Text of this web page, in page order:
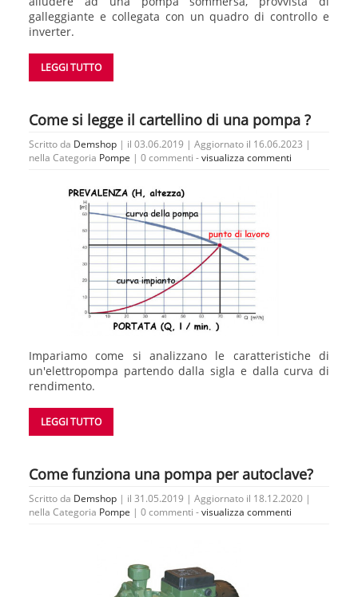
galleggiante e collegata con un quadro di controllo e
inverter.
LEGGI TUTTO
Come si legge il cartellino di una pompa ?
Scritto da Demshop | il 03.06.2019 | Aggiornato il 16.06.2023 |
nella Categoria Pompe | 0 commenti -visualizza commenti
Impariamo come si analizzano le caratteristiche di
un'elettropompa partendo dalla sigla e dalla curva di
rendimento.
LEGGI TUTTO
Come funziona una pompa per autoclave?
Scritto da Demshop | il 31.05.2019 | Aggiornato il 18.12.2020 |
nella Categoria Pompe | 0 commenti -visualizza commenti